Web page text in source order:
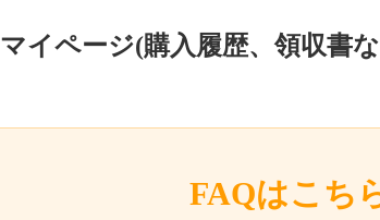
マイページ(購入履歴、領収書
FAQはこち